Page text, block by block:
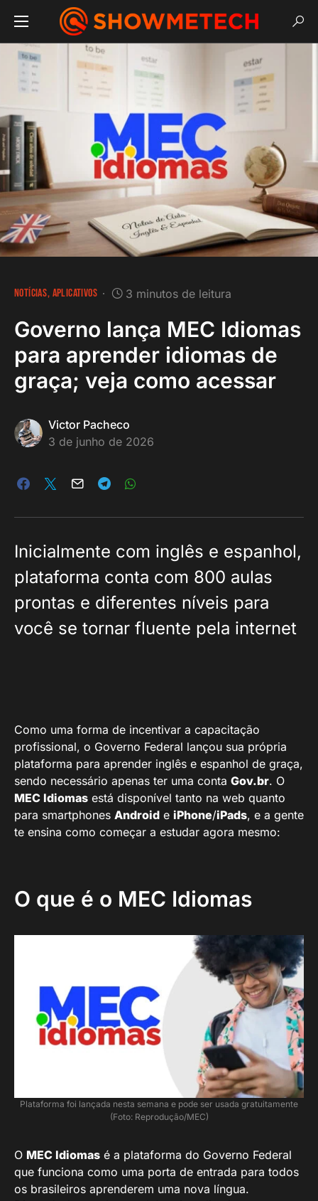
NOTÍCIAS APLICATIVOS 3 minutos de leitura
Governo lança MEC Idiomas
para aprender idiomas de
graça; veja como acessar
Victor Pacheco
3 de junho de 2026
Inicialmente com inglês e espanhol,
plataforma conta com 800 aulas
prontas e diferentes níveis para
você se tornar fluente pela internet
Como uma forma de incentivar a capacitação
profissional, o Governo Federal lançou sua própria
plataforma para aprender inglês e espanhol de graça,
sendo necessário apenas ter uma conta Gov.br. O
MEC Idiomas está disponível tanto na web quanto
para smartphones Android e iPhone/iPads, e a gente
te ensina como começar a estudar agora mesmo:
O que é o MEC Idiomas
Plataforma foi lançada nesta semana e pode ser usada gratuitamente
(Foto: Reprodução/MEC)
O MEC Idiomas é a plataforma do Governo Federal
que funciona como uma porta de entrada para todos
os brasileiros aprenderem uma nova língua.